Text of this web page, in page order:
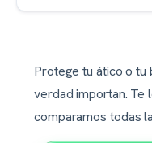
Protege tu ático o tu
verdad importan. Te
comparamos todas